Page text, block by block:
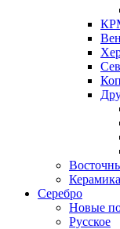
Керамика
Серебро
Новые
Русское